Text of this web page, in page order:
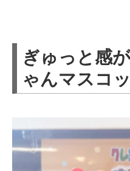
ぎゅっと感
ゃんマスコ